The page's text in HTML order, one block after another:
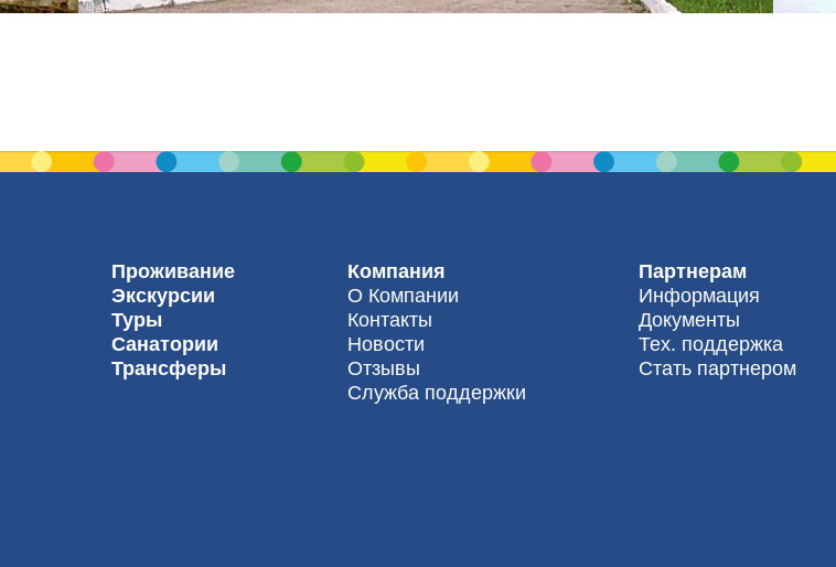
Проживание
Экскурсии
Туры
Санатории
Трансферы
Компания
О Компании
Контакты
Новости
Отзывы
Служба поддержки
Партнерам
Информация
Документы
Тех. поддержка
Стать партнером